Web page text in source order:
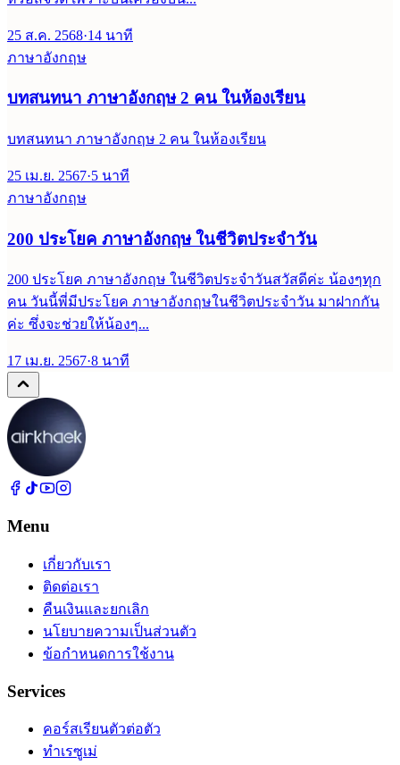
25 ส.ค. 2568·14 นาที
ภาษาอังกฤษ
บทสนทนา ภาษาอังกฤษ 2 คน ในห้องเรียน
บทสนทนา ภาษาอังกฤษ 2 คน ในห้องเรียน
25 เม.ย. 2567·5 นาที
ภาษาอังกฤษ
200 ประโยค ภาษาอังกฤษ ในชีวิตประจำวัน
200 ประโยค ภาษาอังกฤษ ในชีวิตประจำวันสวัสดีค่ะ น้องๆทุก
คน วันนี้พี่มีประโยค ภาษาอังกฤษในชีวิตประจำวัน มาฝากกัน
ค่ะ ซึ่งจะช่วยให้น้องๆ...
17 เม.ย. 2567·8 นาที
Menu
เกี่ยวกับเรา
ติดต่อเรา
คืนเงินและยกเลิก
นโยบายความเป็นส่วนตัว
ข้อกำหนดการใช้งาน
Services
คอร์สเรียนตัวต่อตัว
ทำเรซูเม่